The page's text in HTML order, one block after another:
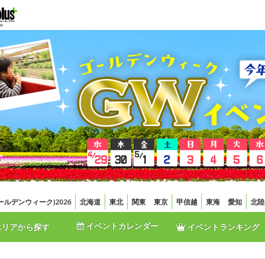
ルデンウィーク)2026 北海道 東北 関東 東京 甲信越 東海 愛知 北陸
リアから探す イベントカレンダー イベントランキング